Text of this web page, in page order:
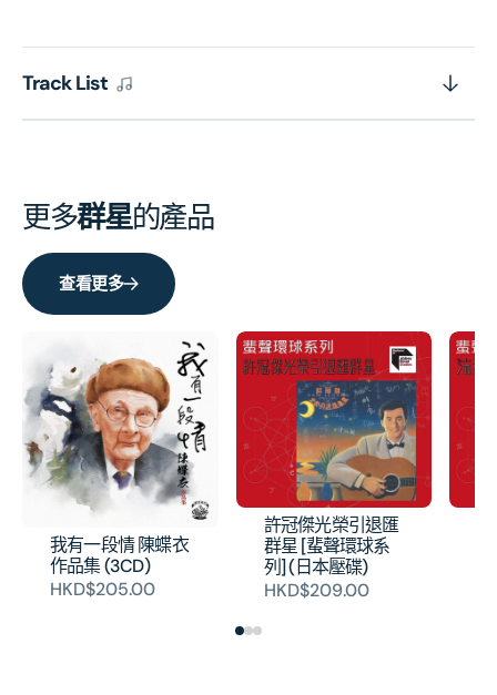
Track List
更多群星的產品
查看更多
我有一段情 陳蝶衣
作品集 (3CD)
HKD$205.00
許冠傑光榮引退匯
群星 [蜚聲環球系
列] (日本壓碟)
HKD$209.00